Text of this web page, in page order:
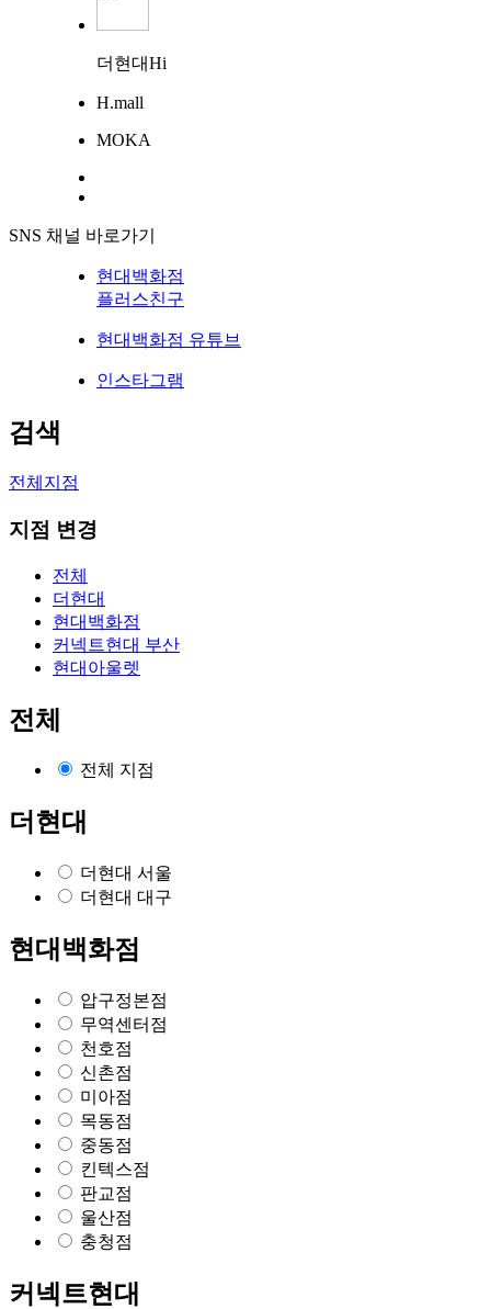
더현대Hi
H.mall
MOKA
SNS 채널 바로가기
현대백화점
플러스친구
현대백화점 유튜브
인스타그램
검색
전체지점
지점 변경
전체
더현대
현대백화점
커넥트현대 부산
현대아울렛
전체
전체 지점
더현대
더현대 서울
더현대 대구
현대백화점
압구정본점
무역센터점
천호점
신촌점
미아점
목동점
중동점
킨텍스점
판교점
울산점
충청점
커넥트현대